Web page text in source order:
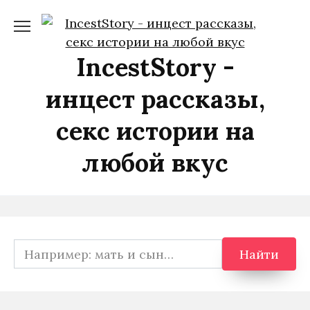
содержанию
IncestStory -
инцест рассказы,
секс истории на
любой вкус
Search
for:
Найти